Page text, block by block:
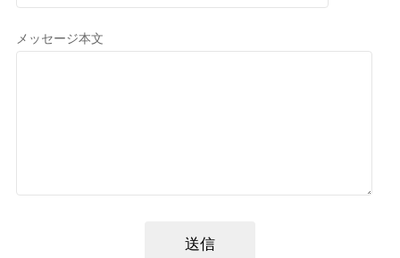
メッセージ本文